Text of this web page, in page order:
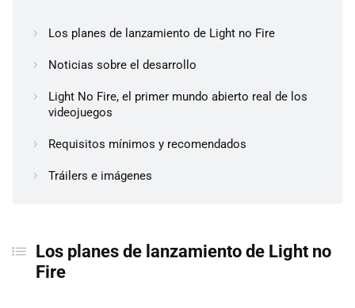
Los planes de lanzamiento de Light no Fire
Noticias sobre el desarrollo
Light No Fire, el primer mundo abierto real de los
videojuegos
Requisitos mínimos y recomendados
Tráilers e imágenes
Los planes de lanzamiento de Light no
Fire